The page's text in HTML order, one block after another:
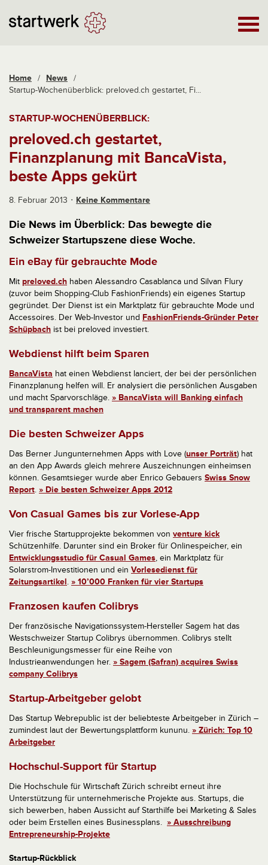
Home / News /
Startup-Wochenüberblick: preloved.ch gestartet, Fi...
STARTUP-WOCHENÜBERBLICK:
preloved.ch gestartet,
Finanzplanung mit BancaVista,
beste Apps gekürt
8. Februar 2013 Keine Kommentare
Die News im Überblick: Das bewegte die
Schweizer Startupszene diese Woche.
Ein eBay für gebrauchte Mode
Mit preloved.ch haben Alessandro Casablanca und Silvan Flury
(zuvor beim Shopping-Club FashionFriends) ein eigenes Startup
gegründet. Der Dienst ist ein Marktplatz für gebrauchte Mode und
Accessoires. Der Web-Investor und FashionFriends-Gründer Peter
Schüpbach ist bei preloved investiert.
Webdienst hilft beim Sparen
BancaVista hat einen Webdienst lanciert, der bei der persönlichen
Finanzplanung helfen will. Er analysiert die persönlichen Ausgaben
und macht Sparvorschläge. » BancaVista will Banking einfach
und transparent machen
Die besten Schweizer Apps
Das Berner Jungunternehmen Apps with Love (unser Porträt) hat
an den App Awards gleich mehrere Auszeichnungen einheimsen
können. Gesamtsieger wurde aber Enrico Gebauers Swiss Snow
Report. » Die besten Schweizer Apps 2012
Von Casual Games bis zur Vorlese-App
Vier frische Startupprojekte bekommen von venture kick
Schützenhilfe. Darunter sind ein Broker für Onlinespeicher, ein
Entwicklungsstudio für Casual Games, ein Marktplatz für
Solarstrom-Investitionen und ein Vorlesedienst für
Zeitungsartikel. » 10’000 Franken für vier Startups
Franzosen kaufen Colibrys
Der französische Navigationssystem-Hersteller Sagem hat das
Westschweizer Startup Colibrys übernommen. Colibrys stellt
Beschleunigungsmesser für eine Reihe von
Industrieanwendungen her. » Sagem (Safran) acquires Swiss
company Colibrys
Startup-Arbeitgeber gelobt
Das Startup Webrepublic ist der beliebteste Arbeitgeber in Zürich –
zumindest laut der Bewertungsplattform kununu. » Zürich: Top 10
Arbeitgeber
Hochschul-Support für Startup
Die Hochschule für Wirtschaft Zürich schreibt erneut ihre
Unterstützung für unternehmerische Projekte aus. Startups, die
sich bewerben, haben Aussicht auf Starthilfe bei Marketing & Sales
oder beim Erstellen eines Businessplans. » Ausschreibung
Entrepreneurship-Projekte
Startup-Rückblick